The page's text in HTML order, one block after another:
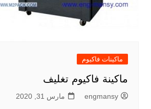
ماكينات فاكيوم
ماكينة فاكيوم تغليف
engmansy مارس 31, 2020